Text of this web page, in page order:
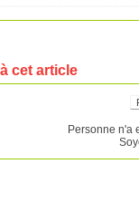
cet article
Personne n'a